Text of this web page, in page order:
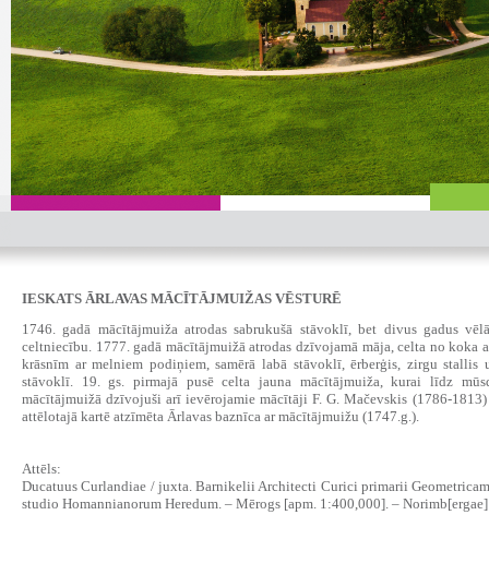
IESKATS ĀRLAVAS MĀCĪTĀJMUIŽAS VĒSTURĒ
1746. gadā mācītājmuiža atrodas sabrukušā stāvoklī, bet divus gadus
celtniecību. 1777. gadā mācītājmuižā atrodas dzīvojamā māja, celta no koka
krāsnīm ar melniem podiņiem, samērā labā stāvoklī, ērberģis, zirgu
stāvoklī. 19. gs. pirmajā pusē celta jauna mācītājmuiža, kurai līdz
mācītājmuižā dzīvojuši arī ievērojamie mācītāji F. G. Mačevskis (1786-
attēlotajā kartē atzīmēta Ārlavas baznīca ar mācītājmuižu (1747.g.).
Attēls:
Ducatuus Curlandiae / juxta. Barnikelii Architecti Curici primarii
studio Homannianorum Heredum. – Mērogs [apm. 1:400,000]. –